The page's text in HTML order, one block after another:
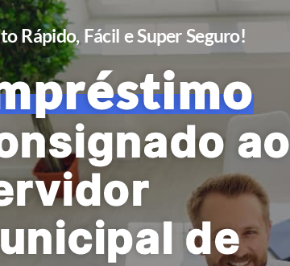
Rápido, Fácil e Super Seguro!
ao
de